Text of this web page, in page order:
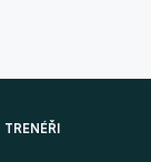
TRENÉŘI